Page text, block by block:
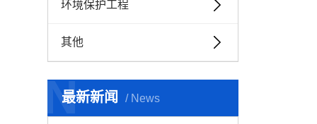
环境保护工程
其他
最新新闻 / News
N